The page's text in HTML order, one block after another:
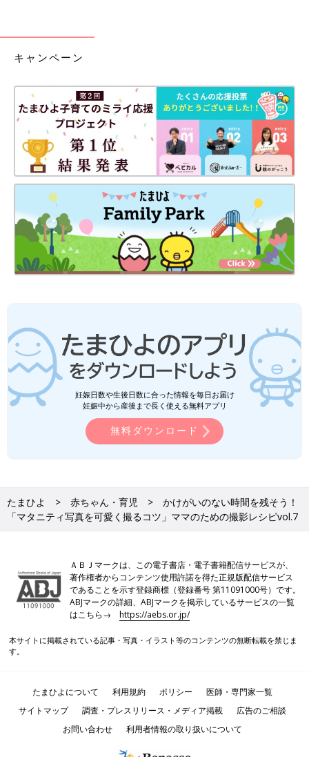
キャンペーン
妊娠日数や生後日数に合った情報を毎日お届け
妊娠中から産後まで長く使える無料アプリ
無料ダウンロード
たまひよ 赤ちゃん・育児
かけがいのない時間を残そう！
「マタニティ写真を可愛く撮るコツ」ママのための撮影レシピvol.7
ＡＢＪマークは、この電子書店・電子書籍配信サービスが、
著作権者からコンテンツ使用許諾を得た正規版配信サービス
であることを示す登録商標（登録番号 第11091000号）です。
ABJマークの詳細、ABJマークを掲示しているサービスの一覧
はこちら→https://aebs.or.jp/
本サイトに掲載されている記事・写真・イラスト等のコンテンツの無断転載を禁じま
す。
たまひよについて 利用規約 ポリシー
医師・専門家一覧
サイトマップ
調査・プレスリリース・メディア掲載
広告のご相談
お問い合わせ
利用者情報の取り扱いについて